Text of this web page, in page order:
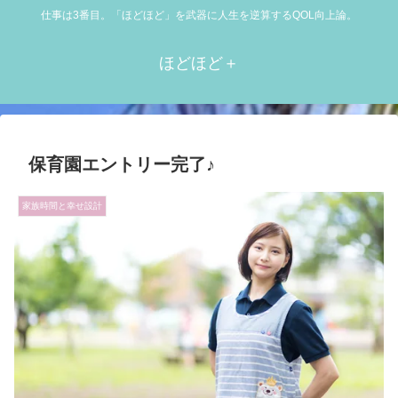
仕事は3番目。「ほどほど」を武器に人生を逆算するQOL向上論。
ほどほど＋
保育園エントリー完了♪
家族時間と幸せ設計